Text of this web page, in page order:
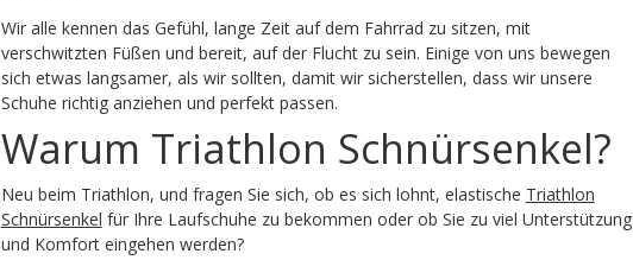
Wir alle kennen das Gefühl, lange Zeit auf dem Fahrrad zu sitzen, mit
verschwitzten Füßen und bereit, auf der Flucht zu sein. Einige von uns bewegen
sich etwas langsamer, als wir sollten, damit wir sicherstellen, dass wir unsere
Schuhe richtig anziehen und perfekt passen.
Warum Triathlon Schnürsenkel?
Neu beim Triathlon, und fragen Sie sich, ob es sich lohnt, elastische Triathlon
Schnürsenkel für Ihre Laufschuhe zu bekommen oder ob Sie zu viel Unterstützung
und Komfort eingehen werden?